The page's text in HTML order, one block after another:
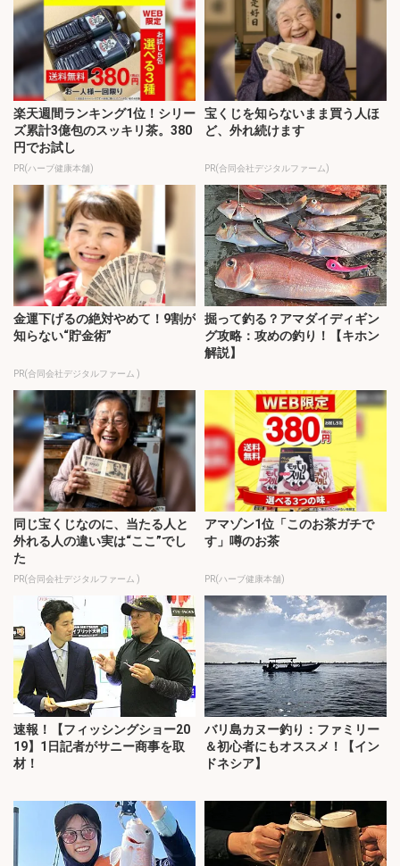
楽天週間ランキング1位！シリー
ズ累計3億包のスッキリ茶。380
円でお試し
PR(ハーブ健康本舗)
宝くじを知らないまま買う人ほ
ど、外れ続けます
PR(合同会社デジタルファーム)
金運下げるの絶対やめて！9割が
知らない“貯金術”
PR(合同会社デジタルファーム )
掘って釣る？アマダイディギン
グ攻略：攻めの釣り！【キホン
解説】
同じ宝くじなのに、当たる人と
外れる人の違い実は“ここ”でし
た
PR(合同会社デジタルファーム )
アマゾン1位「このお茶ガチで
す」噂のお茶
PR(ハーブ健康本舗)
速報！【フィッシングショー20
19】1日記者がサニー商事を取
材！
バリ島カヌー釣り：ファミリー
＆初心者にもオススメ！【イン
ドネシア】